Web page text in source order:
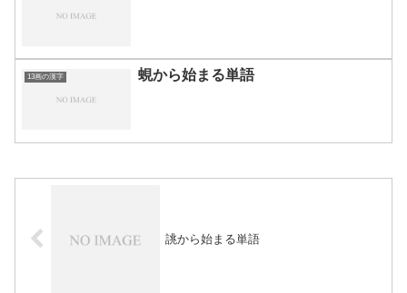
13画の漢字 蜆から始まる単語
誂から始まる単語